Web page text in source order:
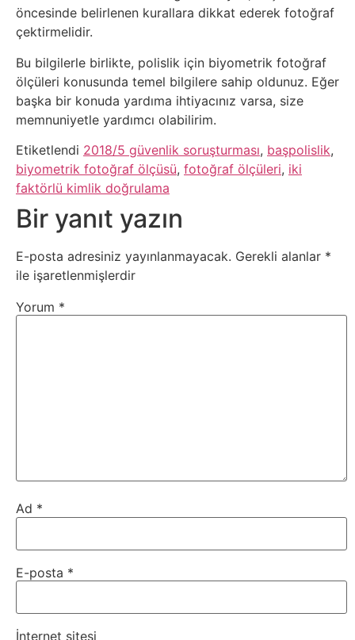
TikTok
Tv
Twitter
Ürün
Tanıtımı
Uzay
Web
Siteleri
Yemek
Youtube
öncesinde belirlenen kurallara dikkat ederek fotoğraf
çektirmelidir.
Bu bilgilerle birlikte, polislik için biyometrik fotoğraf
ölçüleri konusunda temel bilgilere sahip oldunuz. Eğer
başka bir konuda yardıma ihtiyacınız varsa, size
memnuniyetle yardımcı olabilirim.
Etiketlendi 2018/5 güvenlik soruşturması, başpolislik,
biyometrik fotoğraf ölçüsü, fotoğraf ölçüleri, iki
faktörlü kimlik doğrulama
Bir yanıt yazın
E-posta adresiniz yayınlanmayacak. Gerekli alanlar *
ile işaretlenmişlerdir
Yorum *
Ad *
E-posta *
İnternet sitesi